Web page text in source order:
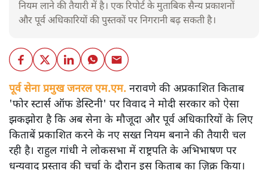
नियम लाने की तैयारी में है। एक रिपोर्ट के मुताबिक सैन्य प्रकाशनों
और पूर्व अधिकारियों की पुस्तकों पर निगरानी बढ़ सकती है।
पूर्व सेना प्रमुख जनरल एम.एम. नरावणे की अप्रकाशित किताब
'फोर स्टार्स ऑफ डेस्टिनी' पर विवाद ने मोदी सरकार को ऐसा
झकझोरा है कि अब सेना के मौजूदा और पूर्व अधिकारियों के लिए
किताबें प्रकाशित करने के नए सख्त नियम बनाने की तैयारी चल
रही है। राहुल गांधी ने लोकसभा में राष्ट्रपति के अभिभाषण पर
धन्यवाद प्रस्ताव की चर्चा के दौरान इस किताब का ज़िक्र किया।